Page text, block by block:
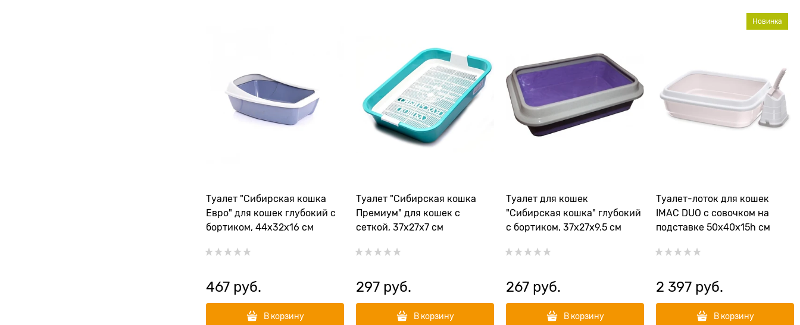
Туалет "Сибирская кошка
Евро" для кошек глубокий с
бортиком, 44x32x16 см
467 руб.
В корзину
Туалет "Сибирская кошка
Премиум" для кошек с
сеткой, 37x27x7 см
297 руб.
В корзину
Туалет для кошек
"Сибирская кошка" глубокий
с бортиком, 37x27x9.5 см
267 руб.
В корзину
Туалет-лоток для кошек
IMAC DUO с совочком на
подставке 50х40х15h см
Новинка
2 397 руб.
В корзину